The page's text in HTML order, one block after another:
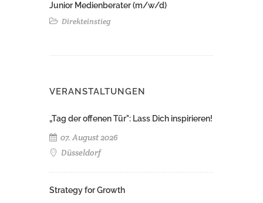
Junior Medienberater (m/w/d)
Direkteinstieg
VERANSTALTUNGEN
„Tag der offenen Tür": Lass Dich inspirieren!
07. August 2026
Düsseldorf
Strategy for Growth